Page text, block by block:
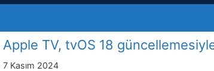
Apple TV, tvOS 18
7 Kasım 2024